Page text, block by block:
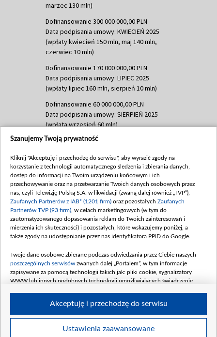
marzec 130 mln)
Dofinansowanie 300 000 000,00 PLN
Data podpisania umowy: KWIECIEŃ 2025
(wpłaty kwiecień 150 mln, maj 140 mln,
czerwiec 10 mln)
Dofinansowanie 170 000 000,00 PLN
Data podpisania umowy: LIPIEC 2025
(wpłaty lipiec 160 mln, sierpień 10 mln)
Dofinansowanie 60 000 000,00 PLN
Data podpisania umowy: SIERPIEŃ 2025
(wpłata wrzesień 60 mln)
Dofinansowanie 635 783 051,21 PLN
(wpłata wrzesień 100 mln, październik 350
mln, listopad 265 mln)
Dofinansowanie 48 862 000,00 PLN
Data podpisania umowy: GRUDZIEŃ 2025
(wpłata grudzień 60,548 mln)
Dofinansowanie 900 000 000,00 PLN
Data podpisania umowy: LUTY 2026 (wpłata
kwiecień 180 mln, 7 maja 180 mln, 8
czerwca 90 mln)
Dofinansowanie 250 000 000,00 PLN
4 sierpnia 250 mln
Szanujemy Twoją prywatność
Kliknij "Akceptuję i przechodzę do serwisu", aby wyrazić zgody na
korzystanie z technologii automatycznego śledzenia i zbierania danych,
dostęp do informacji na Twoim urządzeniu końcowym i ich
przechowywanie oraz na przetwarzanie Twoich danych osobowych przez
nas, czyli Telewizję Polską S.A. w likwidacji (zwaną dalej również „TVP”),
Zaufanych Partnerów z IAB* (1201 firm) oraz pozostałych Zaufanych
Partnerów TVP (93 firm) , w celach marketingowych (w tym do
zautomatyzowanego dopasowania reklam do Twoich zainteresowań i
mierzenia ich skuteczności) i pozostałych, które wskazujemy poniżej, a
także zgody na udostępnianie przez nas identyfikatora PPID do Google.
Twoje dane osobowe zbierane podczas odwiedzania przez Ciebie naszych
poszczególnych serwisów zwanych dalej „Portalem”, w tym informacje
zapisywane za pomocą technologii takich jak: pliki cookie, sygnalizatory
WWW lub innych podobnych technologii umożliwiających świadczenie
Twoje dane osobowe zbierane podczas odwiedzania przez Ciebie
Ustawienia zaawansowane
Akceptuję i przechodzę do serwisu